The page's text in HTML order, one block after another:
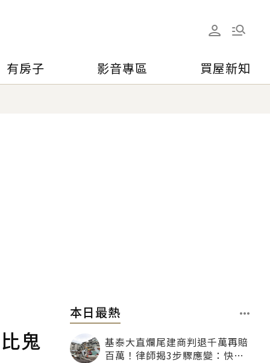
有房子 影音專區 買屋新知
鬼
本日最熱
基泰大直爛尾建商判退千萬再賠
百萬！律師揭3步驟應變：快通